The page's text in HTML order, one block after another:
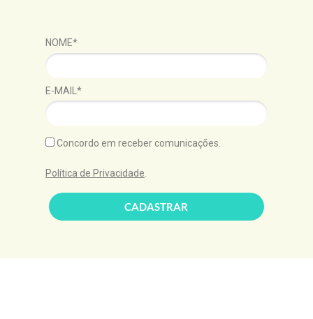
NOME*
E-MAIL*
Concordo em receber comunicações.
Política de Privacidade.
CADASTRAR